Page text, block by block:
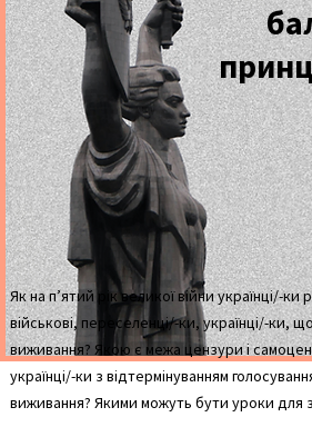
Як на п’ятий рік великої війни українці/-
військові, переселенці/-ки, українці/-ки,
виживання? Якою є межа цензури і
українці/-ки з відтермінуванням
виживання? Якими можуть бути уроки для